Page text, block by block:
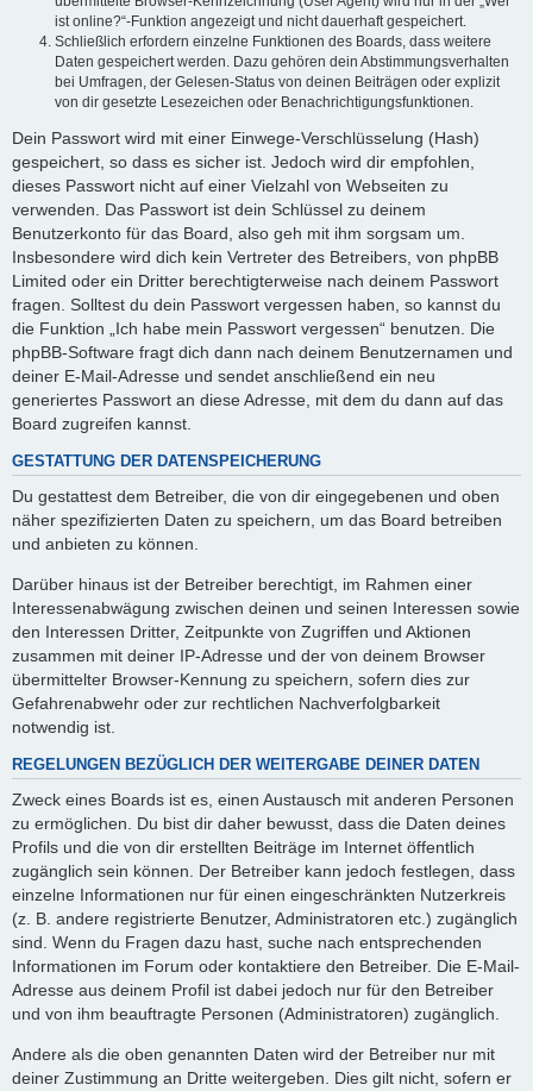
ist online?“-Funktion angezeigt und nicht dauerhaft gespeichert.
Schließlich erfordern einzelne Funktionen des Boards, dass weitere
Daten gespeichert werden. Dazu gehören dein Abstimmungsverhalten
bei Umfragen, der Gelesen-Status von deinen Beiträgen oder explizit
von dir gesetzte Lesezeichen oder Benachrichtigungsfunktionen.
Dein Passwort wird mit einer Einwege-Verschlüsselung (Hash)
gespeichert, so dass es sicher ist. Jedoch wird dir empfohlen,
dieses Passwort nicht auf einer Vielzahl von Webseiten zu
verwenden. Das Passwort ist dein Schlüssel zu deinem
Benutzerkonto für das Board, also geh mit ihm sorgsam um.
Insbesondere wird dich kein Vertreter des Betreibers, von phpBB
Limited oder ein Dritter berechtigterweise nach deinem Passwort
fragen. Solltest du dein Passwort vergessen haben, so kannst du
die Funktion „Ich habe mein Passwort vergessen“ benutzen. Die
phpBB-Software fragt dich dann nach deinem Benutzernamen und
deiner E-Mail-Adresse und sendet anschließend ein neu
generiertes Passwort an diese Adresse, mit dem du dann auf das
Board zugreifen kannst.
GESTATTUNG DER DATENSPEICHERUNG
Du gestattest dem Betreiber, die von dir eingegebenen und oben
näher spezifizierten Daten zu speichern, um das Board betreiben
und anbieten zu können.
Darüber hinaus ist der Betreiber berechtigt, im Rahmen einer
Interessenabwägung zwischen deinen und seinen Interessen sowie
den Interessen Dritter, Zeitpunkte von Zugriffen und Aktionen
zusammen mit deiner IP-Adresse und der von deinem Browser
übermittelter Browser-Kennung zu speichern, sofern dies zur
Gefahrenabwehr oder zur rechtlichen Nachverfolgbarkeit
notwendig ist.
REGELUNGEN BEZÜGLICH DER WEITERGABE DEINER DATEN
Zweck eines Boards ist es, einen Austausch mit anderen Personen
zu ermöglichen. Du bist dir daher bewusst, dass die Daten deines
Profils und die von dir erstellten Beiträge im Internet öffentlich
zugänglich sein können. Der Betreiber kann jedoch festlegen, dass
einzelne Informationen nur für einen eingeschränkten Nutzerkreis
(z. B. andere registrierte Benutzer, Administratoren etc.) zugänglich
sind. Wenn du Fragen dazu hast, suche nach entsprechenden
Informationen im Forum oder kontaktiere den Betreiber. Die E-Mail-
Adresse aus deinem Profil ist dabei jedoch nur für den Betreiber
und von ihm beauftragte Personen (Administratoren) zugänglich.
Andere als die oben genannten Daten wird der Betreiber nur mit
deiner Zustimmung an Dritte weitergeben. Dies gilt nicht, sofern er